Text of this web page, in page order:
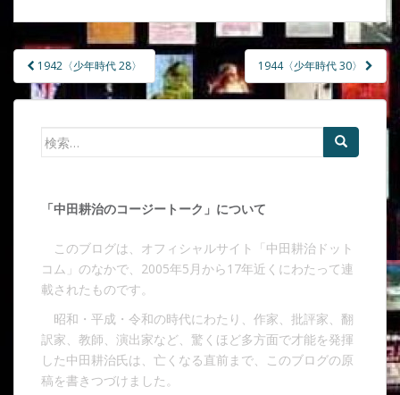
投稿ナビゲーション
1942〈少年時代 28〉 1944〈少年時代 30〉
検索:
「中田耕治のコージートーク」について
このブログは、オフィシャルサイト「中田耕治ドット
コム」のなかで、2005年5月から17年近くにわたって連
載されたものです。
昭和・平成・令和の時代にわたり、作家、批評家、翻
訳家、教師、演出家など、驚くほど多方面で才能を発揮
した中田耕治氏は、亡くなる直前まで、このブログの原
稿を書きつづけました。